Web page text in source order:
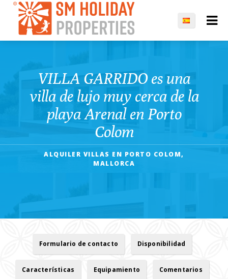
VILLA GARRIDO es una
villa de lujo muy cerca de la
playa Arenal en Porto
Colom
ALQUILER VILLAS EN PORTO COLOM,
MALLORCA
Formulario de contacto Disponibilidad
Características Equipamiento Comentarios